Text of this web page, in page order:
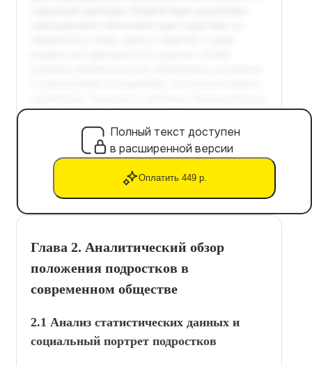
Полный текст доступен
в расширенной версии
Оплатить 449 р.
Глава 2. Аналитический обзор
положения подростков в
современном обществе
2.1 Анализ статистических данных и
социальный портрет подростков